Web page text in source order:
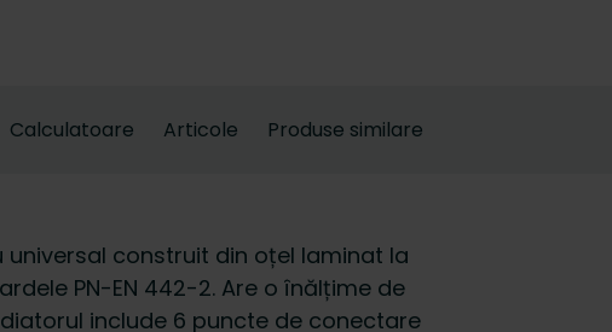
Calculatoare Articole Produse similare
construit din oțel laminat la
PN-EN 442-2. Are o înălțime de
include 6 puncte de conectare